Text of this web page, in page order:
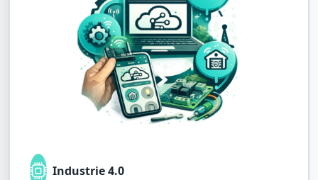
Industrie 4.0